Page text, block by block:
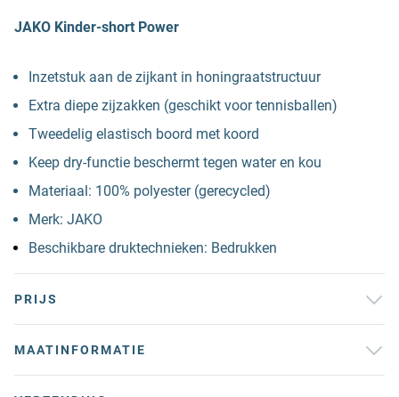
JAKO Kinder-short Power
Inzetstuk aan de zijkant in honingraatstructuur
Extra diepe zijzakken (geschikt voor tennisballen)
Tweedelig elastisch boord met koord
Keep dry-functie beschermt tegen water en kou
Materiaal: 100% polyester (gerecycled)
Merk: JAKO
Beschikbare druktechnieken: Bedrukken
PRIJS
MAATINFORMATIE